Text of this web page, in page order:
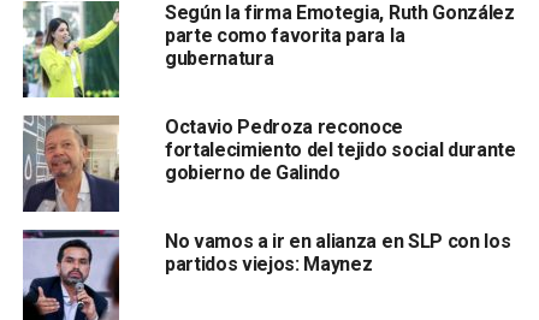
orgulloso de que hayas aceptado caminar con nosotros” y
recalcó que está seguro de que muy pronto se verá a
Paola Longoría ocupando espacios de gran trascendencia
para la sociedad.
Según la firma Emotegia, Ruth González
parte como favorita para la
gubernatura
Octavio Pedroza reconoce
fortalecimiento del tejido social durante
gobierno de Galindo
No vamos a ir en alianza en SLP con los
partidos viejos: Maynez